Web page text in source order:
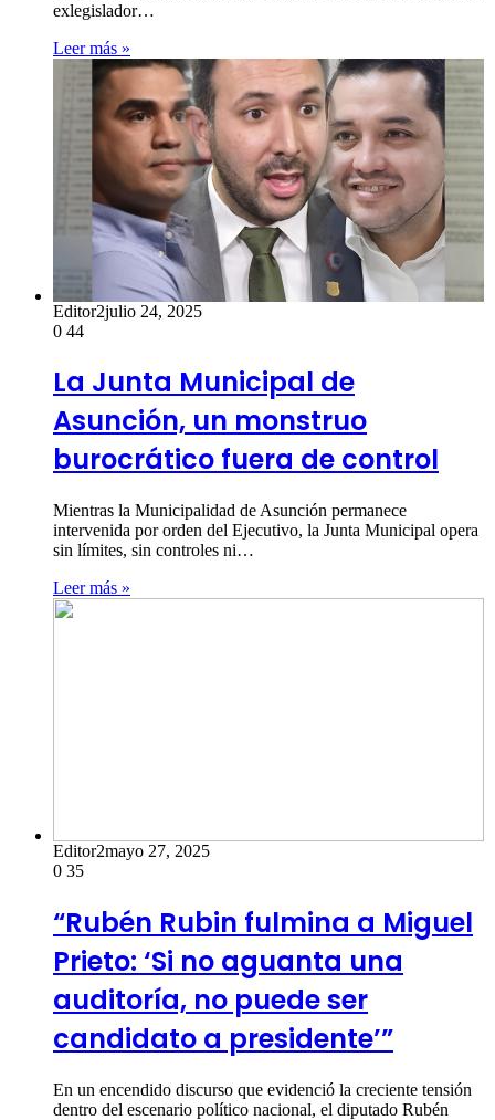
exlegislador…
Leer más »
Editor2julio 24, 2025
0 44
La Junta Municipal de
Asunción, un monstruo
burocrático fuera de control
Mientras la Municipalidad de Asunción permanece
intervenida por orden del Ejecutivo, la Junta Municipal opera
sin límites, sin controles ni…
Leer más »
Editor2mayo 27, 2025
0 35
“Rubén Rubin fulmina a Miguel
Prieto: ‘Si no aguanta una
auditoría, no puede ser
candidato a presidente’”
En un encendido discurso que evidenció la creciente tensión
dentro del escenario político nacional, el diputado Rubén